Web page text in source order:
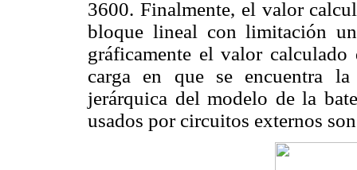
3600. Finalmente, el valor
bloque lineal con limitación
gráficamente el valor
carga en que se encuentra
jerárquica del modelo de la
usados por circuitos externos